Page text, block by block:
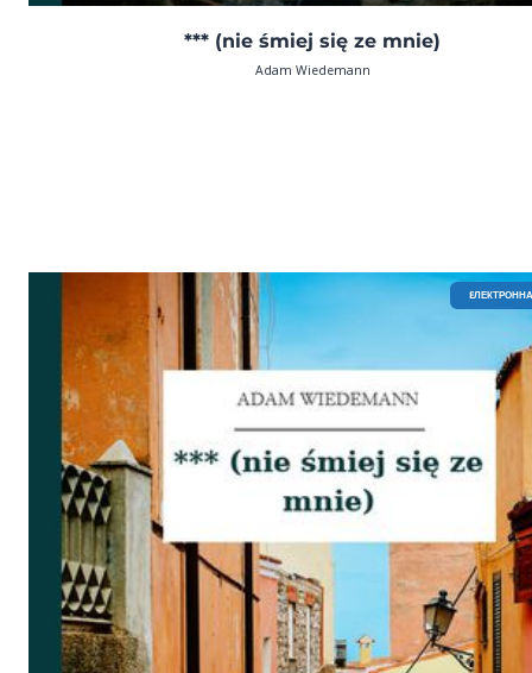
*** (nie śmiej się ze mnie)
Adam Wiedemann